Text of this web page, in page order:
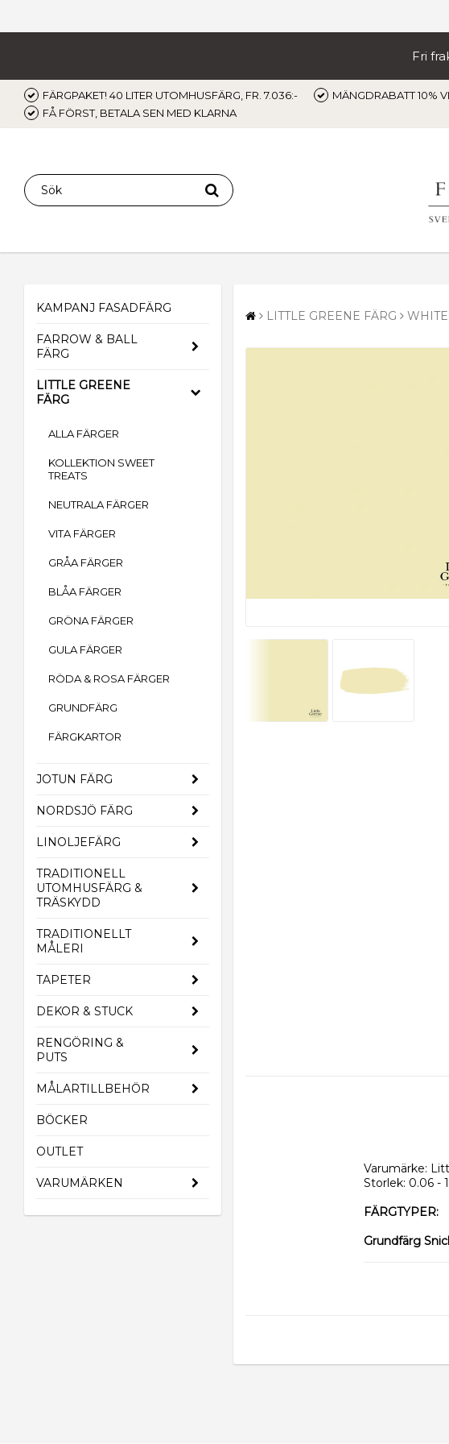
Fri
FÄRGPAKET! 40 LITER UTOMHUSFÄRG, FR. 7.036:- MÄNGDRABATT 10%
FÅ FÖRST, BETALA SEN MED KLARNA
KAMPANJ FASADFÄRG
FARROW & BALL
FÄRG
LITTLE GREENE
FÄRG
ALLA FÄRGER
KOLLEKTION SWEET
TREATS
NEUTRALA FÄRGER
VITA FÄRGER
GRÅA FÄRGER
BLÅA FÄRGER
GRÖNA FÄRGER
GULA FÄRGER
RÖDA & ROSA FÄRGER
GRUNDFÄRG
FÄRGKARTOR
JOTUN FÄRG
NORDSJÖ FÄRG
LINOLJEFÄRG
TRADITIONELL
UTOMHUSFÄRG &
TRÄSKYDD
TRADITIONELLT
MÅLERI
TAPETER
DEKOR & STUCK
RENGÖRING &
PUTS
MÅLARTILLBEHÖR
BÖCKER
OUTLET
VARUMÄRKEN
LITTLE GREENE FÄRG
Varumärke:
Storlek: 0.06 -
FÄRGTYPER:
Grundfärg
ASP betyder